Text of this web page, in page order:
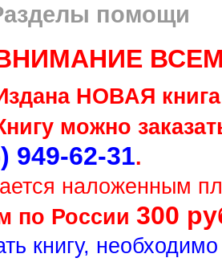
помощи
НОВАЯ
можно
949-62-31.
наложенным
по России 300
книгу,